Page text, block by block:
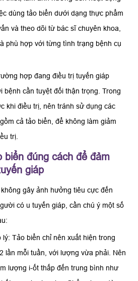
dùng tảo biển dưới dạng thực phẩm
và theo dõi từ bác sĩ chuyên khoa,
phù hợp với từng tình trạng bệnh cụ
hợp đang điều trị tuyến giáp
bệnh cần tuyệt đối thận trọng. Trong
khi điều trị, nên tránh sử dụng các
cả tảo biển, để không làm giảm
trị.
biển đúng cách để đảm
giáp
gây ảnh hưởng tiêu cực đến
có u tuyến giáp, cần chú ý một số
Tảo biển chỉ nên xuất hiện trong
lần mỗi tuần, với lượng vừa phải. Nên
lượng i-ốt thấp đến trung bình như